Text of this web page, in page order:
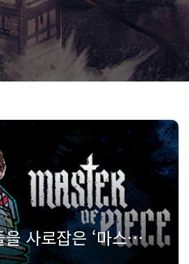
글로벌 유저들을 사로잡은 ‘마스터 오브 피스’의 유니티 개발 인사이트